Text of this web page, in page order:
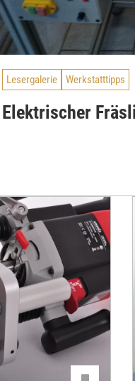
Lesergalerie Werkstatttipps
Elektrischer